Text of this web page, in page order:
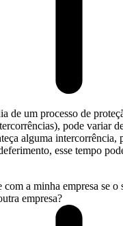
de um processo de
pode variar
alguma intercorrência,
esse tempo
com a minha empresa se o
empresa?